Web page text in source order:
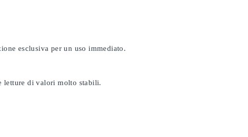
esclusiva per un uso immediato.
letture di valori molto stabili.